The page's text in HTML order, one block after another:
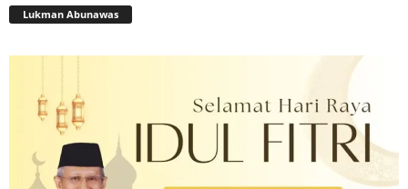
Lukman Abunawas